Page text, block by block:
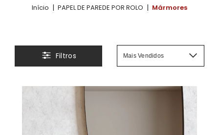
Início | PAPEL DE PAREDE POR ROLO | Mármores
Filtros